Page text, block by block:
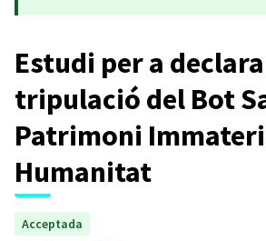
Estudi per a
tripulació del Bot
Patrimoni
Humanitat
Acceptada